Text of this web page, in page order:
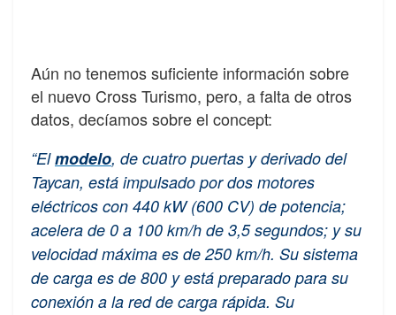
Aún no tenemos suficiente información sobre
el nuevo Cross Turismo, pero, a falta de otros
datos, decíamos sobre el concept:
“Elmodelo, de cuatro puertas y derivado del
Taycan, está impulsado por dos motores
eléctricos con 440 kW (600 CV) de potencia;
acelera de 0 a 100 km/h de 3,5 segundos; y su
velocidad máxima es de 250 km/h. Su sistema
de carga es de 800 y está preparado para su
conexión a la red de carga rápida. Su